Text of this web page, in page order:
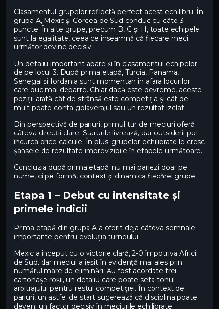
Clasamentul grupelor reflectă perfect acest echilibru. În
grupa A, Mexic și Coreea de Sud conduc cu câte 3
puncte. În alte grupe, precum B, G și H, toate echipele
sunt la egalitate, ceea ce înseamnă că fiecare meci
următor devine decisiv.
Un detaliu important apare și în clasamentul echipelor
de pe locul 3. După prima etapă, Turcia, Panama,
Senegal și Iordania sunt momentan în afara locurilor
care duc mai departe. Chiar dacă este devreme, aceste
poziții arată cât de strânsă este competiția și cât de
mult poate conta golaverajul sau un rezultat izolat.
Din perspectivă de pariuri, primul tur de meciuri oferă
câteva direcții clare. Starurile livrează, dar outsiderii pot
încurca orice calcule. În plus, grupelor echilibrate le cresc
șansele de rezultate imprevizibile în etapele următoare.
Concluzia după prima etapă: nu mai pariezi doar pe
nume, ci pe formă, context și dinamica fiecărei grupe.
Etapa 1 – Debut cu intensitate și
primele indicii
Prima etapă din grupa A a oferit deja câteva semnale
importante pentru evoluția turneului.
Mexic a început cu o victorie clară, 2-0 împotriva Africii
de Sud, dar meciul a ieșit în evidență mai ales prin
numărul mare de eliminări. Au fost acordate trei
cartonașe roșii, un detaliu care poate seta tonul
arbitrajului pentru restul competiției. În context de
pariuri, un astfel de start sugerează că disciplina poate
deveni un factor decisiv în meciurile echilibrate.